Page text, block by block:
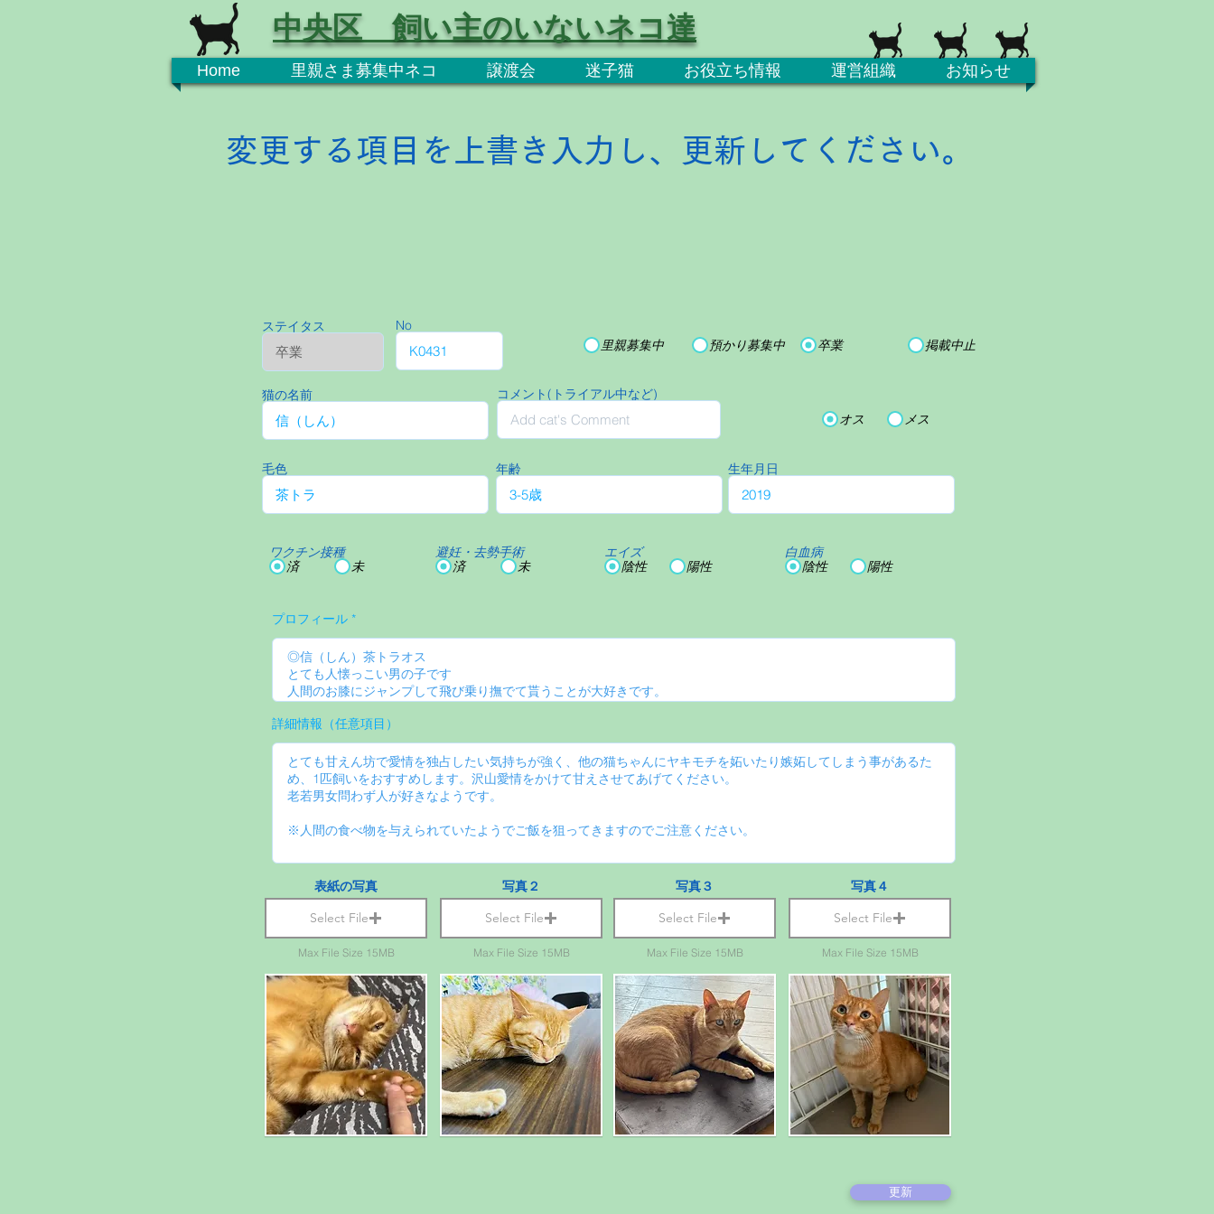
Home 里親さま募集中ネコ 譲渡会 迷子猫 お役立ち情報 運営組織 お知らせ
中央区 飼い主のいないネコ達
変更する項目を上書き入力し、更新してください。
ステイタス No
里親募集中 預かり募集中 卒業 掲載中止
猫の名前 コメント(トライアル中など)
オス メス
毛色 年齢 生年月日
ワクチン接種
済
未
避妊・去勢手術
済
未
エイズ
陰性
陽性
白血病
陰性
陽性
プロフィール
詳細情報（任意項目）
表紙の写真
Select File
Max File Size 15MB
写真２
Select File
Max File Size 15MB
写真３
Select File
Max File Size 15MB
写真４
Select File
Max File Size 15MB
更新